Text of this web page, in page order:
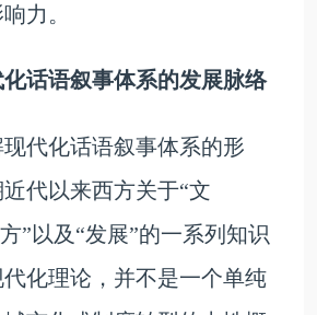
力。
话语叙事体系的发展脉络
化话语叙事体系的形
代以来西方关于“文
”以及“发展”的一系列知识
化理论，并不是一个单纯